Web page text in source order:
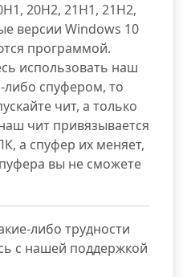
20H2, 21H1, 21H2,
версии Windows 10
программой.
использовать наш
либо спуфером, то
чит, а только
чит привязывается
а спуфер их меняет,
вы не сможете
либо трудности
с нашей поддержкой